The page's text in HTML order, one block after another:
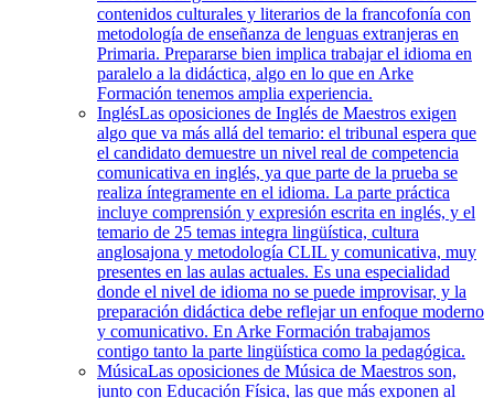
contenidos culturales y literarios de la francofonía con
metodología de enseñanza de lenguas extranjeras en
Primaria. Prepararse bien implica trabajar el idioma en
paralelo a la didáctica, algo en lo que en Arke
Formación tenemos amplia experiencia.
InglésLas oposiciones de Inglés de Maestros exigen
algo que va más allá del temario: el tribunal espera que
el candidato demuestre un nivel real de competencia
comunicativa en inglés, ya que parte de la prueba se
realiza íntegramente en el idioma. La parte práctica
incluye comprensión y expresión escrita en inglés, y el
temario de 25 temas integra lingüística, cultura
anglosajona y metodología CLIL y comunicativa, muy
presentes en las aulas actuales. Es una especialidad
donde el nivel de idioma no se puede improvisar, y la
preparación didáctica debe reflejar un enfoque moderno
y comunicativo. En Arke Formación trabajamos
contigo tanto la parte lingüística como la pedagógica.
MúsicaLas oposiciones de Música de Maestros son,
junto con Educación Física, las que más exponen al